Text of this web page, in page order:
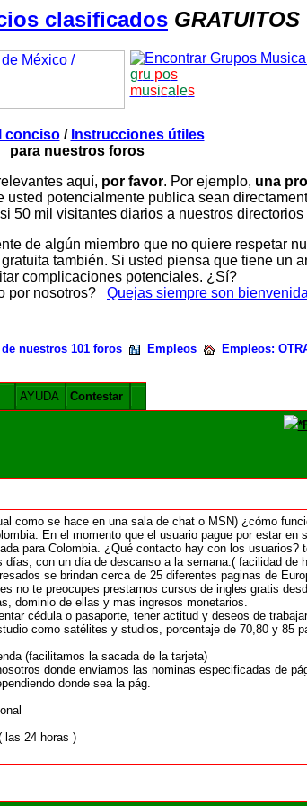
clasificados GRATUITOS
gru pos
musica es
conciso/ Instrucciones útiles
para nuestros foros
aquí, por favor. Por ejemplo, una
usted potencialmente publica sean
50 mil visitantes diarios a nuestros directorios
de algún miembro que no quiere respetar
también. Si usted piensa que tiene un
complicaciones potenciales. ¿Sí?
por nosotros? Quejas siempre son
de nuestros 101 foros Empleos Empleos:
AYUDA
Contestar
como se hace en una sala de chat o MSN) ¿cómo
En el momento que el usuario pague por estar en
para Colombia. ¿Qué contacto hay con los
con un día de descanso a la semana.( facilidad de
se brindan cerca de 25 diferentes paginas de
no te preocupes prestamos cursos de ingles gratis
dominio de ellas y mas ingresos monetarios.
cédula o pasaporte, tener actitud y deseos de
como satélites y studios, porcentaje de 70,80 y 85
(facilitamos la sacada de la tarjeta)
donde enviamos las nominas especificadas de
donde sea la pág.
las 24 horas )